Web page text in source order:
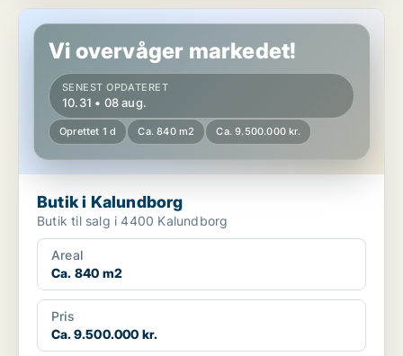
Butik i Kalundborg
Vi overvåger markedet!
SENEST OPDATERET
10.31 • 08 aug.
Oprettet 1 d Ca. 840 m2 Ca. 9.500.000 kr.
Butik i Kalundborg
Butik til salg i 4400 Kalundborg
Areal
Ca. 840 m2
Pris
Ca. 9.500.000 kr.